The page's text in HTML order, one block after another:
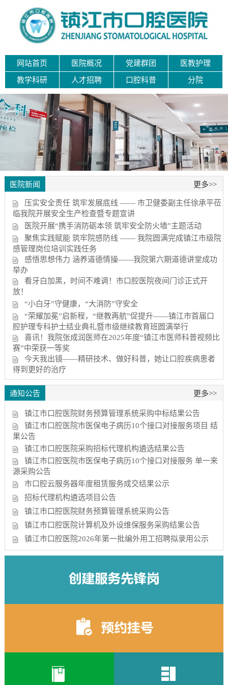
网站首页 医院概况 党建群团 医教护理
教学科研 人才招聘 口腔科普 分院
医院新闻 更多>>
压实安全责任 筑牢发展底线 —— 市卫健委副主任徐承平莅
临我院开展安全生产检查暨专题宣讲
医院开展“携手消防砺本领 筑牢安全防火墙”主题活动
聚焦实践赋能 筑牢院感防线 —— 我院圆满完成镇江市级院
感管理岗位培训实践任务
感悟思想伟力 涵养道德情操——我院第六期道德讲堂成功
举办
看牙白加黑，时间不难调！市口腔医院夜间门诊正式开
放！
“小白牙”守健康，“大消防”守安全
“荣耀加冕”启新程，“继教再航”促提升——镇江市首届口
腔护理专科护士结业典礼暨市级继续教育班圆满举行
喜讯！我院张成润医师在2025年度“镇江市医师科普视频比
赛”中荣获一等奖
今天我出镜——精研技术、做好科普，她让口腔疾病患者
得到更好的治疗
通知公告 更多>>
镇江市口腔医院财务预算管理系统采购中标结果公告
镇江市口腔医院市医保电子病历10个接口对接服务项目 结
果公告
镇江市口腔医院采购招标代理机构遴选结果公告
镇江市口腔医院市医保电子病历10个接口对接服务 单一来
源采购公告
市口腔云服务器年度租赁服务成交结果公示
招标代理机构遴选项目公告
镇江市口腔医院财务预算管理系统采购公告
镇江市口腔医院计算机及外设维保服务采购结果公告
镇江市口腔医院2026年第一批编外用工招聘拟录用公示